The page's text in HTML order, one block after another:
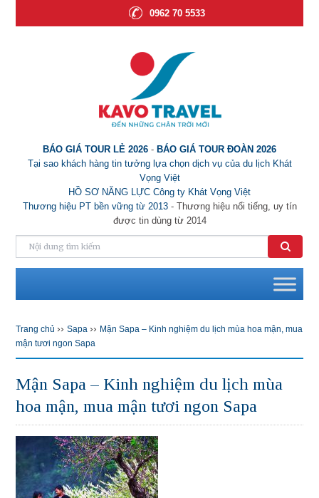
0962 70 5533
BÁO GIÁ TOUR LẺ 2026 - BÁO GIÁ TOUR ĐOÀN 2026
Tại sao khách hàng tin tưởng lựa chọn dịch vụ của du lịch Khát
Vọng Việt
HỒ SƠ NĂNG LỰC Công ty Khát Vọng Việt
Thương hiệu PT bền vững từ 2013- Thương hiệu nổi tiếng, uy tín
được tin dùng từ 2014
Trang chủ ››Sapa ›› Mận Sapa – Kinh nghiệm du lịch mùa hoa mận, mua
mận tươi ngon Sapa
Mận Sapa – Kinh nghiệm du lịch mùa
hoa mận, mua mận tươi ngon Sapa